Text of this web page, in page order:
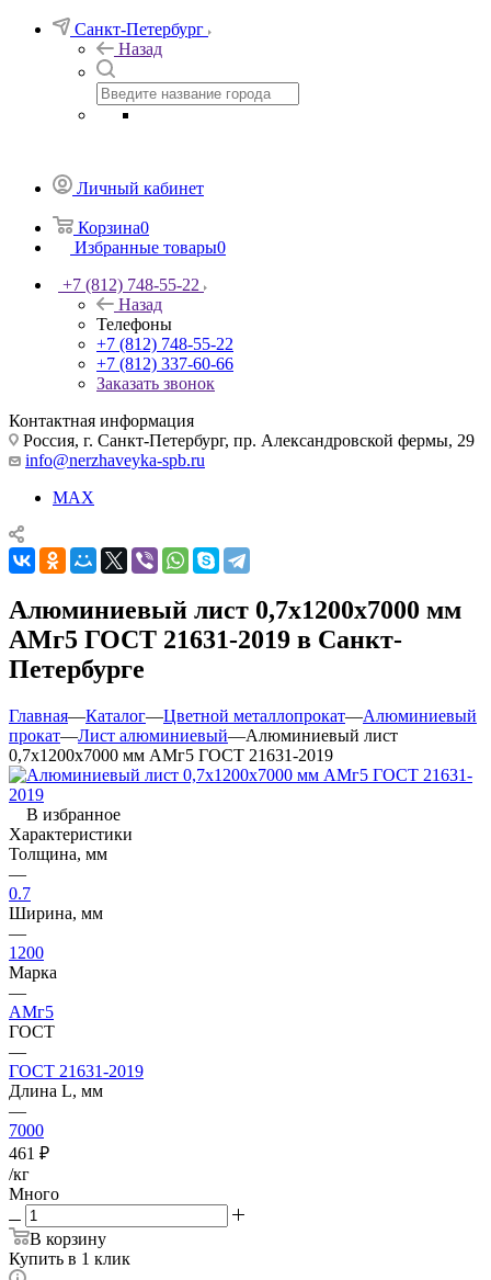
Санкт-Петербург
Назад
Личный кабинет
Корзина0
Избранные товары0
+7 (812) 748-55-22
Назад
Телефоны
+7 (812) 748-55-22
+7 (812) 337-60-66
Заказать звонок
Контактная информация
Россия, г. Санкт-Петербург, пр. Александровской фермы, 29
info@nerzhaveyka-spb.ru
MAX
Алюминиевый лист 0,7х1200х7000 мм
АМг5 ГОСТ 21631-2019 в Санкт-
Петербурге
Главная—Каталог—Цветной металлопрокат—Алюминиевый
прокат—Лист алюминиевый—Алюминиевый лист
0,7х1200х7000 мм АМг5 ГОСТ 21631-2019
В избранное
Характеристики
Толщина, мм
—
0.7
Ширина, мм
—
1200
Марка
—
АМг5
ГОСТ
—
ГОСТ 21631-2019
Длина L, мм
—
7000
461 ₽
/кг
Много
В корзину
Купить в 1 клик